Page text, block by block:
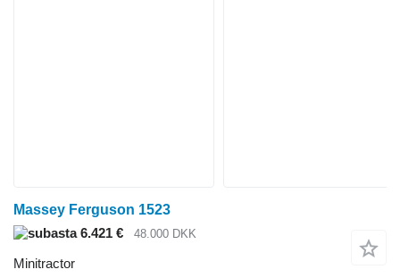
Massey Ferguson 1523
6.421 €
48.000 DKK
Minitractor